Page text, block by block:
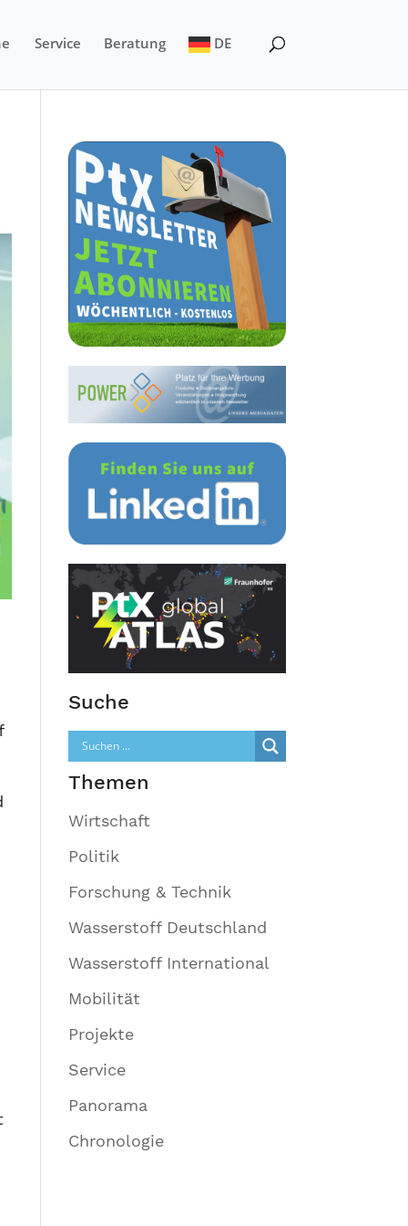
Service Beratung DE
Suche
Themen
Wirtschaft
Politik
Forschung & Technik
Wasserstoff Deutschland
Wasserstoff International
Mobilität
Projekte
Service
Panorama
Chronologie